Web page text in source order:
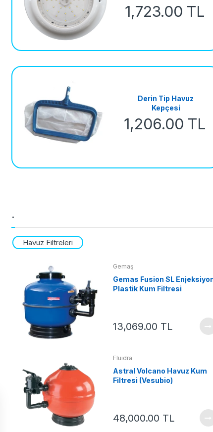
Havuz Tuz Klor Jeneratörü nedir?
Avantajları nelerdir?
Havuz Temizleme
1,723.00 TL
Derin Tip Havuz
Kepçesi
1,206.00 TL
.
Havuz Filtreleri
Gemaş
Gemas Fusion SL
Plastik Kum Filtresi
13,069.00 TL
Fluidra
Astral Volcano Havuz Kum
Filtresi (Vesubio)
48,000.00 TL